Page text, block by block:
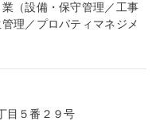
（設備・保守管理／工事
理／プロパティマネジメ
目５番２９号